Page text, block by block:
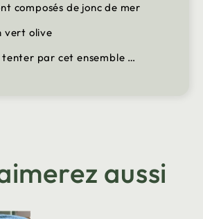
composés de jonc de mer
vert olive
tenter par cet ensemble …
aussi